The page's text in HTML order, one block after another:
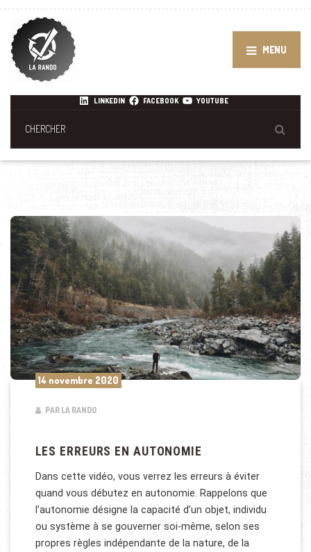
MENU
LINKEDIN FACEBOOK YOUTUBE
14 novembre 2020
PAR LA RANDO
LES ERREURS EN AUTONOMIE
Dans cette vidéo, vous verrez les erreurs à éviter
quand vous débutez en autonomie. Rappelons que
l’autonomie désigne la capacité d’un objet, individu
ou système à se gouverner soi-même, selon ses
propres règles indépendante de la nature, de la